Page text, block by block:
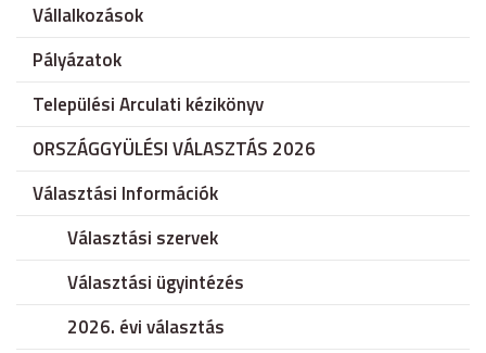
Vállalkozások
Pályázatok
Települési Arculati kézikönyv
ORSZÁGGYÜLÉSI VÁLASZTÁS 2026
Választási Információk
Választási szervek
Választási ügyintézés
2026. évi választás